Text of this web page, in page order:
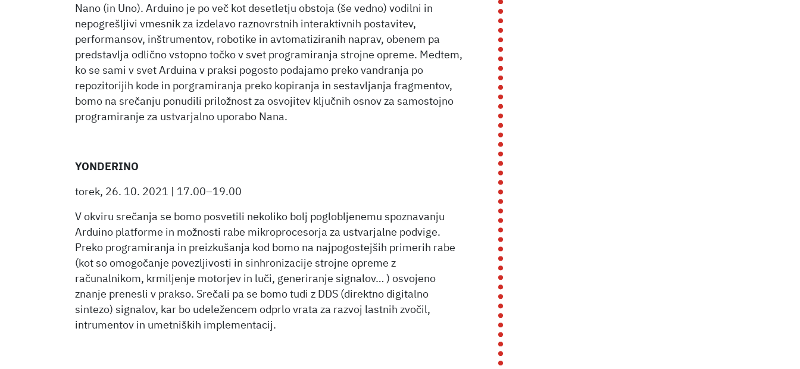
Nano (in Uno). Arduino je po več kot desetletju obstoja (še vedno) vodilni in
nepogrešljivi vmesnik za izdelavo raznovrstnih interaktivnih postavitev,
performansov, inštrumentov, robotike in avtomatiziranih naprav, obenem pa
predstavlja odlično vstopno točko v svet programiranja strojne opreme. Medtem,
ko se sami v svet Arduina v praksi pogosto podajamo preko vandranja po
repozitorijih kode in porgramiranja preko kopiranja in sestavljanja fragmentov,
bomo na srečanju ponudili priložnost za osvojitev ključnih osnov za samostojno
programiranje za ustvarjalno uporabo Nana.
YONDERINO
torek, 26. 10. 2021 | 17.00–19.00
V okviru srečanja se bomo posvetili nekoliko bolj poglobljenemu spoznavanju
Arduino platforme in možnosti rabe mikroprocesorja za ustvarjalne podvige.
Preko programiranja in preizkušanja kod bomo na najpogostejših primerih rabe
(kot so omogočanje povezljivosti in sinhronizacije strojne opreme z
računalnikom, krmiljenje motorjev in luči, generiranje signalov… ) osvojeno
znanje prenesli v prakso. Srečali pa se bomo tudi z DDS (direktno digitalno
sintezo) signalov, kar bo udeležencem odprlo vrata za razvoj lastnih zvočil,
intrumentov in umetniških implementacij.